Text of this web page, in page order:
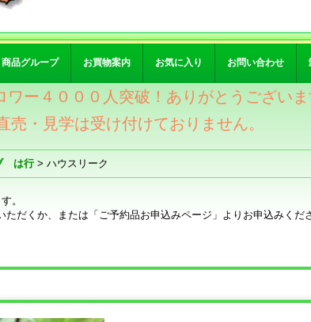
商品グループ お買物案内 お気に入り お問い合わせ
ワー４０００人突破！ありがとうございま
売・見学は受け付けておりません。
は行 > ハウスリーク
。
ただくか、または「ご予約品お申込みページ」よりお申込みくだ